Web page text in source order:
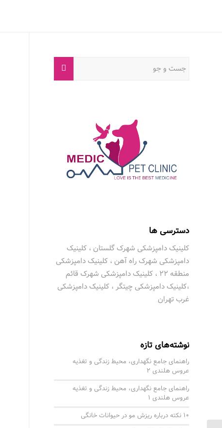
دسترسی ها
کلینیک دامپزشکی شهرک گلستان ، کلینیک
دامپزشکی شهرک راه آهن ، کلینیک دامپزشکی
منطقه 22 ، کلینیک دامپزشکی شهرک قائم
،کلینیک دامپزشکی چیتگر ، کلینیک دامپزشکی
غرب تهران
نوشته‌های تازه
راهنمای جامع نگهداری، محیط زندگی و تغذیه
عروس هلندی 2
راهنمای جامع نگهداری، محیط زندگی و تغذیه
عروس هلندی 1
10 نکته درباره ریزش مو در حیوانات خانگی